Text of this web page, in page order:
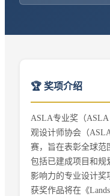
🏆 奖项介绍
ASLA专业奖（ASLA
观设计师协会（
赛，旨在表彰全球范
包括已建成项目和规
影响力的专业设计奖
获奖作品将在《